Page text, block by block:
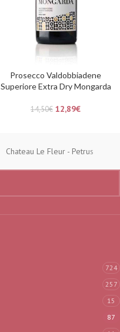
Prosecco Valdobbiadene
Superiore Extra Dry Mongarda
14,50€ 12,89€
Chateau Le Fleur - Petrus
724
257
15
87